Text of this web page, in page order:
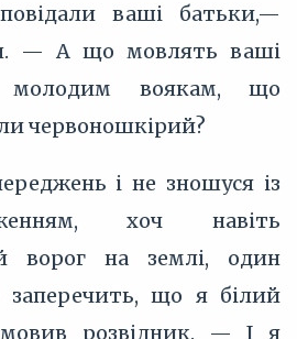
ваші батьки,—
— А що мовлять ваші
молодим воякам, що
червоношкірий?
і не зношуся із
хоч навіть
ворог на землі, один
заперечить, що я білий
мовив розвідник. — І я